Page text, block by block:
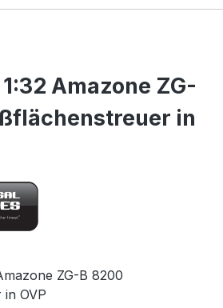
Amazone ZG-
in